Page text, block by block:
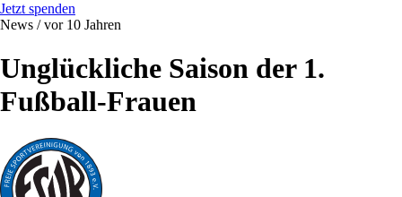
Jetzt spenden
News /vor 10 Jahren
Unglückliche Saison der 1.
Fußball-Frauen